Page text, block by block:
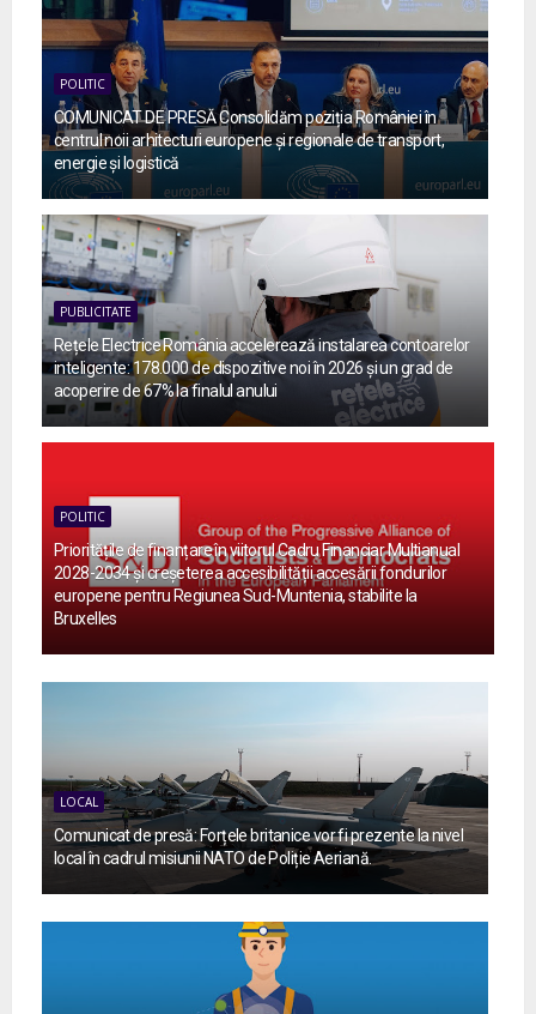
POLITIC
COMUNICAT DE PRESĂ Consolidăm poziția României în
centrul noii arhitecturi europene și regionale de transport,
energie și logistică
PUBLICITATE
Rețele Electrice România accelerează instalarea contoarelor
inteligente: 178.000 de dispozitive noi în 2026 și un grad de
acoperire de 67% la finalul anului
POLITIC
Prioritățile de finanțare în viitorul Cadru Financiar Multianual
2028-2034 și creșeterea accesibilității accesării fondurilor
europene pentru Regiunea Sud-Muntenia, stabilite la
Bruxelles
LOCAL
Comunicat de presă: Forțele britanice vor fi prezente la nivel
local în cadrul misiunii NATO de Poliție Aeriană.